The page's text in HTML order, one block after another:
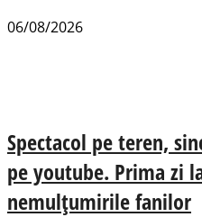
06/08/2026
Spectacol pe teren,
pe youtube. Prima zi
nemulțumirile fanilor